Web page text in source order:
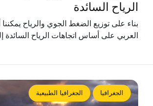
الرياح السائدة
بناء على توزيع الضغط الجوي والرياح
العربي على أساس اتجاهات الرياح السائدة
الجغرافيا الجغرافيا الطبيعية